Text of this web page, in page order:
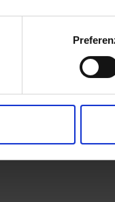
anche:
sulla tua
consenso in qualsiasi